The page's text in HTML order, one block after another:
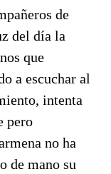
de
del día la
que
a escuchar al
intenta
pero
no ha
de mano su